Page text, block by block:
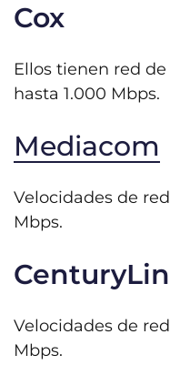
Cox
Ellos tienen red
hasta 1.000 Mbps.
Mediacom
Velocidades de
Mbps.
Velocidades de
Mbps.